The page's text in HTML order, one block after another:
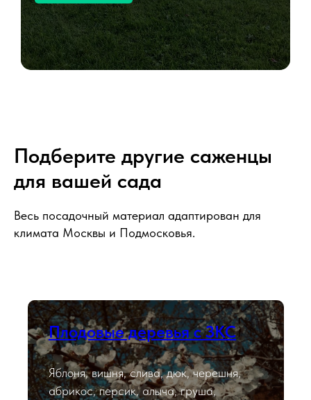
Подберите другие саженцы
для вашей сада
Весь посадочный материал адаптирован для
климата Москвы и Подмосковья.
Плодовые деревья с ЗКС
Яблоня, вишня, слива, дюк, черешня,
абрикос, персик, алыча, груша,